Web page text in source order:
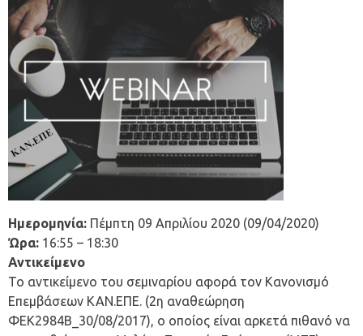
Ημερομηνία: Πέμπτη 09 Απριλίου 2020 (09/04/2020)
Ώρα: 16:55 – 18:30
Αντικείμενο
Το αντικείμενο του σεμιναρίου αφορά τον Κανονισμό
Επεμβάσεων ΚΑΝ.ΕΠΕ. (2η αναθεώρηση
ΦΕΚ2984Β_30/08/2017), ο οποίος είναι αρκετά πιθανό να